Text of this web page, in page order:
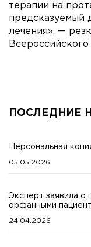
терапии на
предсказуемый
лечения», —
ПОСЛЕДНИЕ
Персональная
05.05.2026
Эксперт заявила о
орфанными
24.04.2026